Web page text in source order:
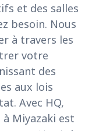
et des salles
besoin. Nous
à travers les
votre
des
aux lois
Avec HQ,
Miyazaki est